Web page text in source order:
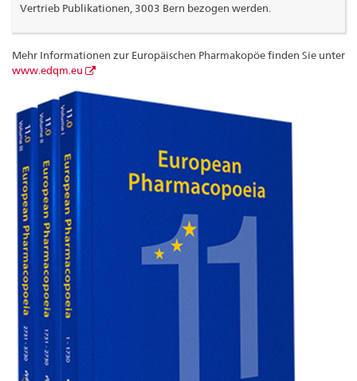
Vertrieb Publikationen, 3003 Bern bezogen werden.
Mehr Informationen zur Europäischen Pharmakopöe finden Sie unter
www.edqm.eu